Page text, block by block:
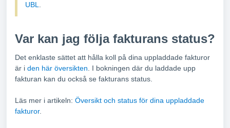
UBL
Var kan jag följa fakturans status?
Det enklaste sättet att hålla koll på dina uppladdade fakturor
är i den här översikten . I bokningen där du laddade upp
fakturan kan du också se fakturans status.
Läs mer i artikeln: Översikt och status för dina uppladdade
fakturor.